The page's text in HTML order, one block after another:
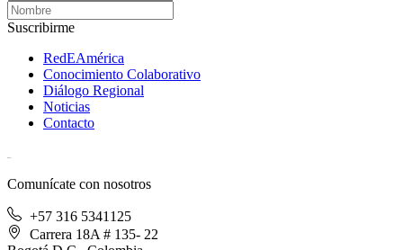
Suscribirme
RedEAmérica
Conocimiento Colaborativo
Diálogo Regional
Noticias
Contacto
Comunícate con nosotros
+57 316 5341125
Carrera 18A # 135- 22